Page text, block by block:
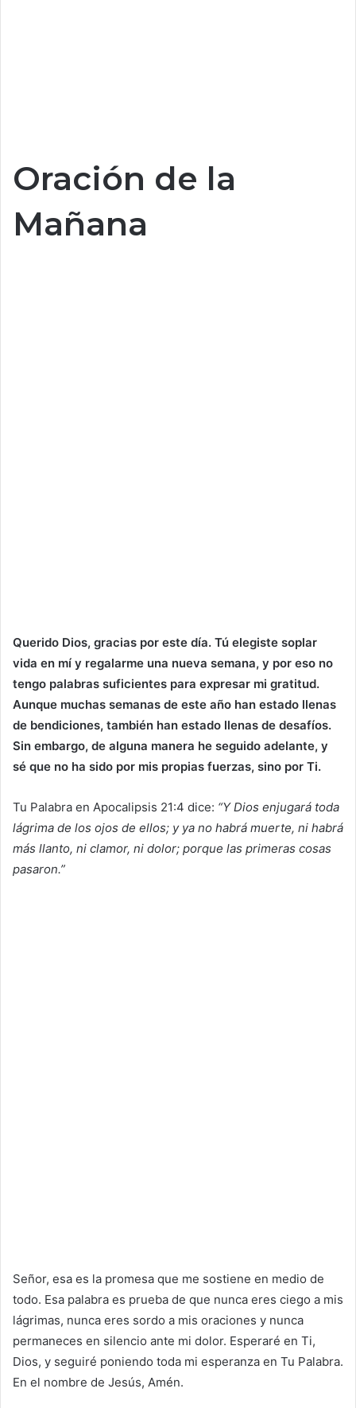
Oración de la
Mañana
Querido Dios, gracias por este día. Tú elegiste soplar
vida en mí y regalarme una nueva semana, y por eso no
tengo palabras suficientes para expresar mi gratitud.
Aunque muchas semanas de este año han estado llenas
de bendiciones, también han estado llenas de desafíos.
Sin embargo, de alguna manera he seguido adelante, y
sé que no ha sido por mis propias fuerzas, sino por Ti.
Tu Palabra en Apocalipsis 21:4 dice: “Y Dios enjugará toda
lágrima de los ojos de ellos; y ya no habrá muerte, ni habrá
más llanto, ni clamor, ni dolor; porque las primeras cosas
pasaron.”
Señor, esa es la promesa que me sostiene en medio de
todo. Esa palabra es prueba de que nunca eres ciego a mis
lágrimas, nunca eres sordo a mis oraciones y nunca
permaneces en silencio ante mi dolor. Esperaré en Ti,
Dios, y seguiré poniendo toda mi esperanza en Tu Palabra.
En el nombre de Jesús, Amén.